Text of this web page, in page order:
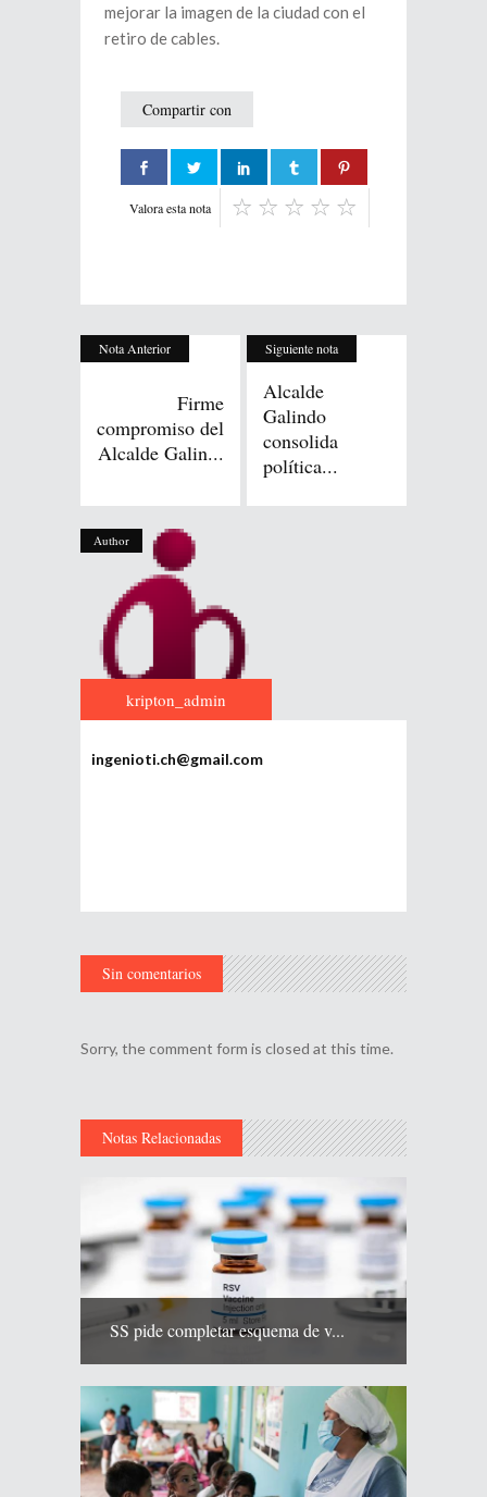
mejorar la imagen de la ciudad con el
retiro de cables.
Compartir con
Valora esta nota
Nota Anterior
Firme
compromiso del
Alcalde Galin...
Siguiente nota
Alcalde
Galindo
consolida
política...
Author
kripton_admin
ingenioti.ch@gmail.com
Sin comentarios
Sorry, the comment form is closed at this time.
Notas Relacionadas
SS pide completar esquema de v...